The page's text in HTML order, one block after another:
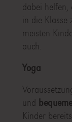
dabei helfen,
in die
meisten
auch.
Yoga
und
Kinder